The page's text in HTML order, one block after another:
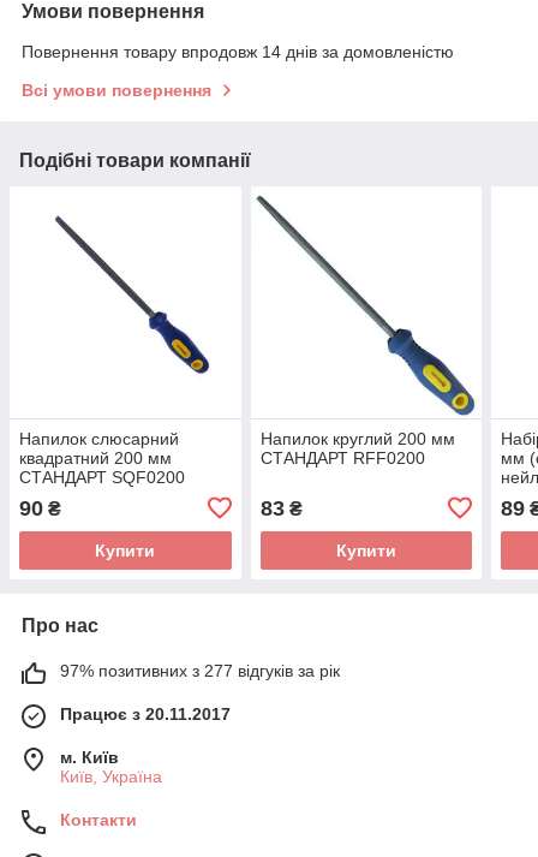
Умови повернення
Повернення товару впродовж 14 днів за домовленістю
Всі умови повернення
Подібні товари компанії
Напилок слюсарний
квадратний 200 мм
СТАНДАРТ SQF0200
90 ₴
Купити
Напилок круглий 200 мм
СТАНДАРТ RFF0200
83₴
Купити
мм
89
Про нас
97% позитивних з 277 відгуків за рік
Працює з 20.11.2017
м. Київ
Київ, Україна
Контакти